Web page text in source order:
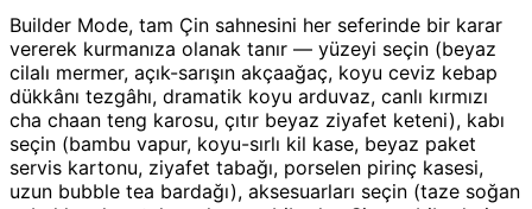
Builder Mode, tam Çin sahnesini her seferinde bir karar
vererek kurmanıza olanak tanır — yüzeyi seçin (beyaz
cilalı mermer, açık-sarışın akçaağaç, koyu ceviz kebap
dükkânı tezgâhı, dramatik koyu arduvaz, canlı kırmızı
cha chaan teng karosu, çıtır beyaz ziyafet keteni), kabı
seçin (bambu vapur, koyu-sırlı kil kase, beyaz paket
servis kartonu, ziyafet tabağı, porselen pirinç kasesi,
uzun bubble tea bardağı), aksesuarları seçin (taze soğan